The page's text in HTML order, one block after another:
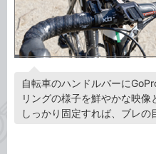
自転車のハンドルバーに
リングの様子を鮮やかな映像
しっかり固定すれば、ブレの